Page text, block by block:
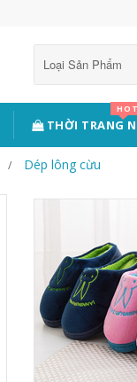
Loại Sản Phẩm
THỜI TRANG
HOT
Dép lông cừu